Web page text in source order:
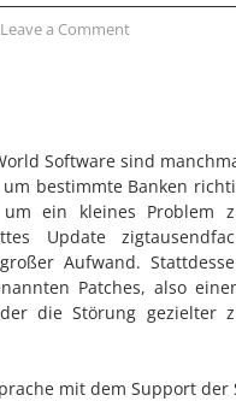
Leave a Comment
Software sind
bestimmte Banken
ein kleines Problem
Update
Aufwand.
Patches, also
die Störung gezielter
mit dem Support